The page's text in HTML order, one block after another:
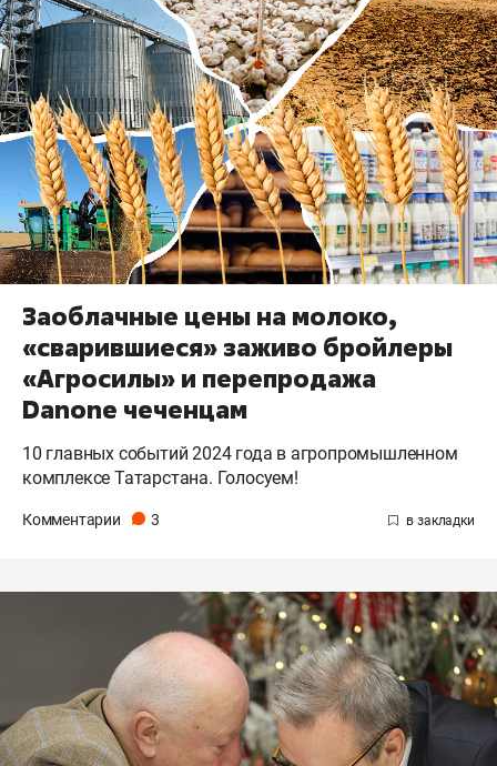
Заоблачные цены на молоко,
«сварившиеся» заживо бройлеры
«Агросилы» и перепродажа
Danone чеченцам
10 главных событий 2024 года в агропромышленном
комплексе Татарстана. Голосуем!
Комментарии 3